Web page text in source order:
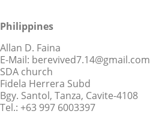
Philippines
Allan D. Faina
E-Mail: berevived7.14@gmail.com
SDA church
Fidela Herrera Subd
Bgy. Santol, Tanza, Cavite-4108
Tel.: +63 997 6003397